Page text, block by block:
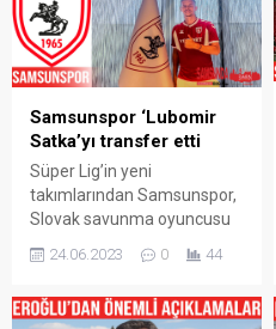
Samsunspor ‘Lubomir
Satka’yı transfer etti
Süper Lig’in yeni
takımlarından Samsunspor,
Slovak savunma oyuncusu
renklerine bağladı. Yeni
mücadele edecek olan
24.06.2023 0 44